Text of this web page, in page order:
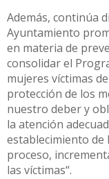
Además, continúa
Ayuntamiento
en materia de
consolidar el
mujeres víctimas
protección de los
nuestro deber y
la atención
establecimiento de
proceso,
las víctimas“.